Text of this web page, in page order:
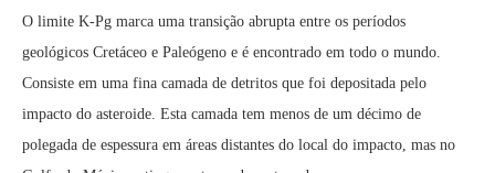
O limite K-Pg marca uma transição abrupta entre os períodos
geológicos Cretáceo e Paleógeno e é encontrado em todo o mundo.
Consiste em uma fina camada de detritos que foi depositada pelo
impacto do asteroide. Esta camada tem menos de um décimo de
polegada de espessura em áreas distantes do local do impacto, mas no